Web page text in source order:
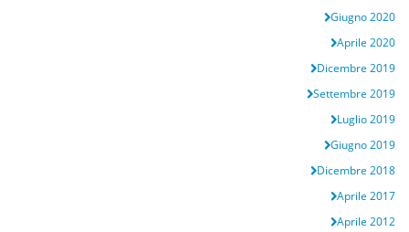
Giugno 2020
Aprile 2020
Dicembre 2019
Settembre 2019
Luglio 2019
Giugno 2019
Dicembre 2018
Aprile 2017
Aprile 2012